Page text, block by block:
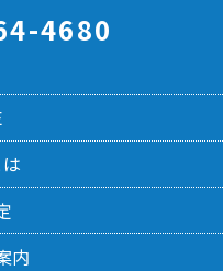
4680
内